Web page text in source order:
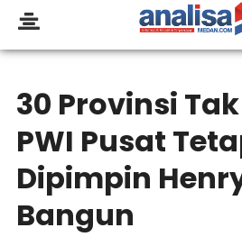
30 Provinsi
PWI Pusat
Dipimpin
Bangun